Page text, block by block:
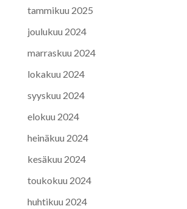
tammikuu 2025
joulukuu 2024
marraskuu 2024
lokakuu 2024
syyskuu 2024
elokuu 2024
heinäkuu 2024
kesäkuu 2024
toukokuu 2024
huhtikuu 2024